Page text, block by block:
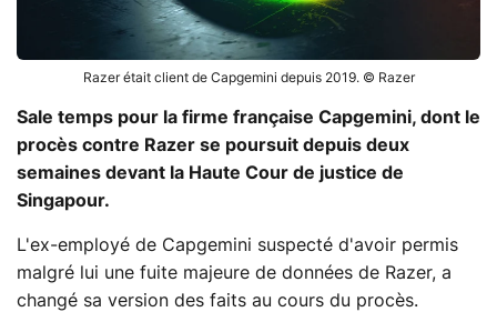
Razer était client de Capgemini depuis 2019. © Razer
Sale temps pour la firme française Capgemini, dont le
procès contre Razer se poursuit depuis deux
semaines devant la Haute Cour de justice de
Singapour.
L'ex-employé de Capgemini suspecté d'avoir permis
malgré lui une fuite majeure de données de Razer, a
changé sa version des faits au cours du procès.